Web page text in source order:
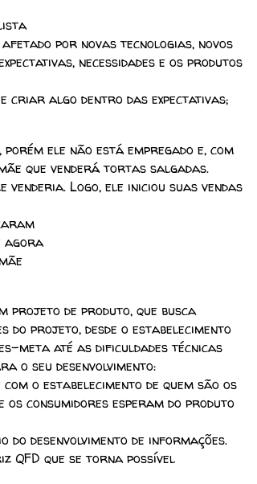
afetado por novas tecnologias, novos
necessidades e os produtos
criar algo dentro das expectativas;
ele não está empregado e, com
que venderá tortas salgadas.
Logo, ele iniciou suas vendas
agora
projeto de produto, que busca
projeto, desde o estabelecimento
meta até as dificuldades técnicas
o seu desenvolvimento:
o estabelecimento de quem são os
consumidores esperam do produto
desenvolvimento de informações.
QFD que se torna possível